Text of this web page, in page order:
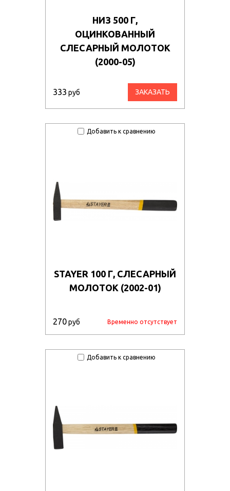
НИЗ 500 Г,
ОЦИНКОВАННЫЙ
СЛЕСАРНЫЙ МОЛОТОК
(2000-05)
333 руб ЗАКАЗАТЬ
Добавить к сравнению
STAYER 100 Г, СЛЕСАРНЫЙ
МОЛОТОК (2002-01)
270руб Временно отсутствует
Добавить к сравнению